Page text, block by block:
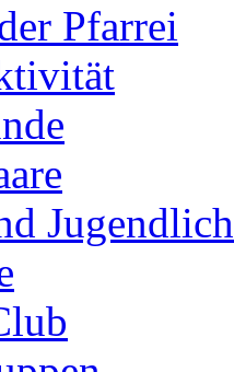
Pfarrei